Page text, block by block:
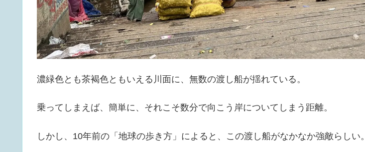
濃緑色とも茶褐色ともいえる川面に、無数の渡し船が揺れている。
乗ってしまえば、簡単に、それこそ数分で向こう岸についてしまう距離。
しかし、10年前の「地球の歩き方」によると、この渡し船がなかなか強敵らしい。